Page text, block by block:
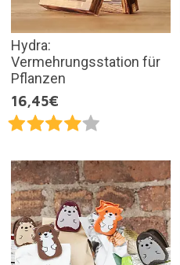
Hydra:
Vermehrungsstation für
Pflanzen
16,45€